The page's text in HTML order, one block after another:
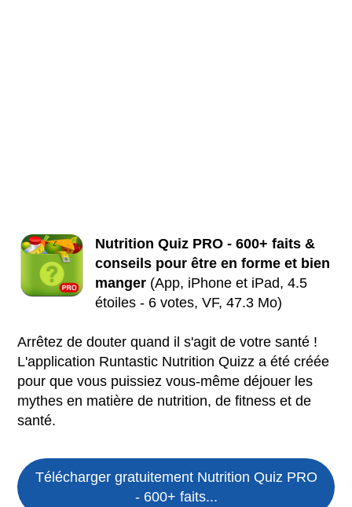
Nutrition Quiz PRO - 600+ faits &
conseils pour être en forme et bien
manger (App, iPhone et iPad, 4.5
étoiles - 6 votes, VF, 47.3 Mo)
Arrêtez de douter quand il s'agit de votre santé !
L'application Runtastic Nutrition Quizz a été créée
pour que vous puissiez vous-même déjouer les
mythes en matière de nutrition, de fitness et de
santé.
Télécharger gratuitement Nutrition Quiz PRO
- 600+ faits...